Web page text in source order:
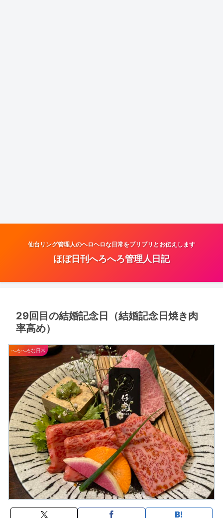
仙台リング管理人のヘロヘロな日常をブリブリとお伝えします
ほぼ日刊へろへろ管理人日記
29回目の結婚記念日（結婚記念日焼き肉
率高め）
へろへろな日常